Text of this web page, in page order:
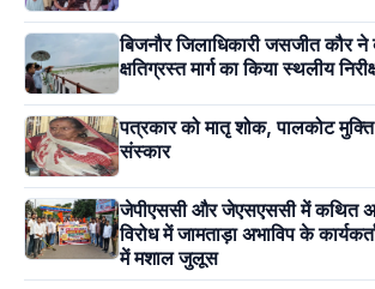
बिजनौर जिलाधिकारी जसजीत कौर ने
क्षतिग्रस्त मार्ग का किया स्थलीय
पत्रकार को मातृ शोक, पालकोट
संस्कार
जेपीएससी और जेएसएससी में कथित
विरोध में जामताड़ा अभाविप के
में मशाल जुलूस